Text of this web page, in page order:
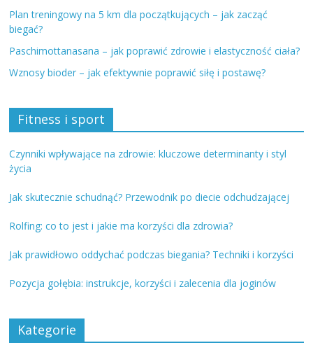
Plan treningowy na 5 km dla początkujących – jak zacząć
biegać?
Paschimottanasana – jak poprawić zdrowie i elastyczność ciała?
Wznosy bioder – jak efektywnie poprawić siłę i postawę?
Fitness i sport
Czynniki wpływające na zdrowie: kluczowe determinanty i styl
życia
Jak skutecznie schudnąć? Przewodnik po diecie odchudzającej
Rolfing: co to jest i jakie ma korzyści dla zdrowia?
Jak prawidłowo oddychać podczas biegania? Techniki i korzyści
Pozycja gołębia: instrukcje, korzyści i zalecenia dla joginów
Kategorie